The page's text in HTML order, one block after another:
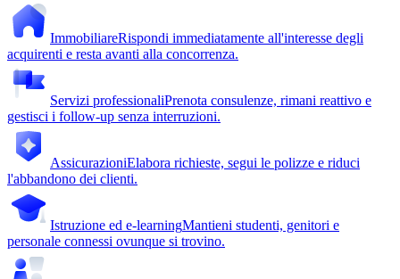
ImmobiliareRispondi immediatamente all'interesse degli
acquirenti e resta avanti alla concorrenza.
Servizi professionaliPrenota consulenze, rimani reattivo e
gestisci i follow-up senza interruzioni.
AssicurazioniElabora richieste, segui le polizze e riduci
l'abbandono dei clienti.
Istruzione ed e-learningMantieni studenti, genitori e
personale connessi ovunque si trovino.